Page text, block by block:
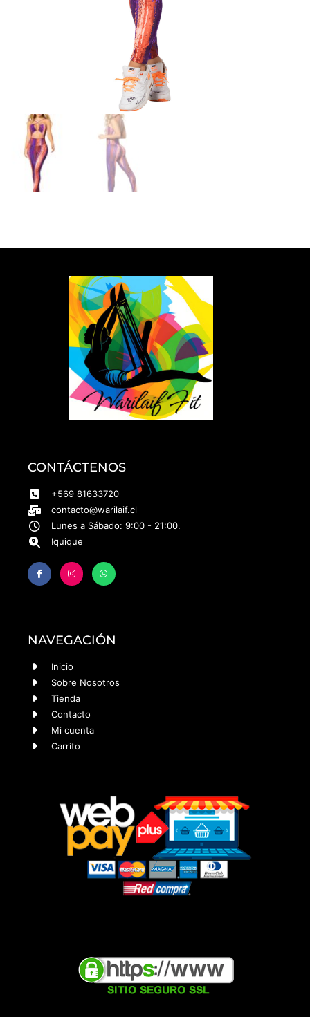
CONTÁCTENOS
+569 81633720
contacto@warilaif.cl
Lunes a Sábado: 9:00 - 21:00.
Iquique
NAVEGACIÓN
Inicio
Sobre Nosotros
Tienda
Contacto
Mi cuenta
Carrito